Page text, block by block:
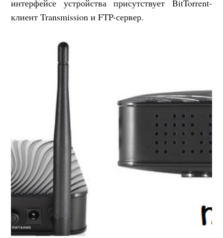
интерфейсе устройства присутствует BitTorrent-
клиент Transmission и FTP-сервер.